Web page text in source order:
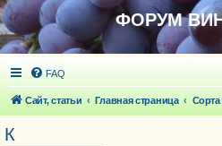
ФОРУМ
FAQ
Сайт, статьи Главная страница
К